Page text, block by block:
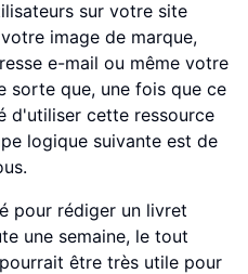
sur votre site
image de marque,
e-mail ou même votre
sorte que, une fois que ce
d'utiliser cette ressource
logique suivante est de
pour rédiger un livret
une semaine, le tout
être très utile pour